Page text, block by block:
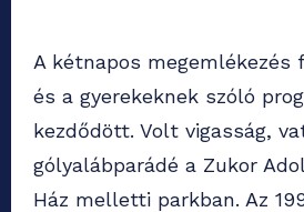
A kétnapos megemlékezés
és a gyerekeknek szóló
kezdődött. Volt vigasság,
gólyalábparádé a Zukor
Ház melletti parkban. Az